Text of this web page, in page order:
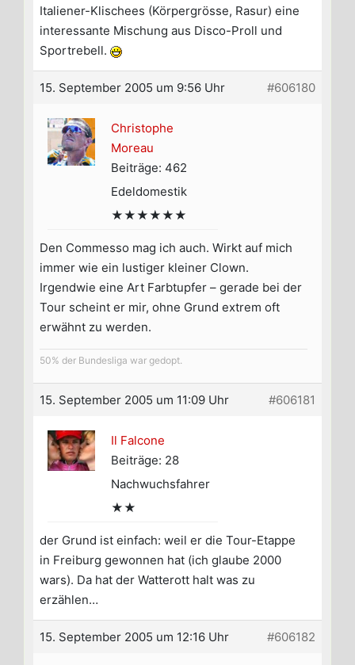
Italiener-Klischees (Körpergrösse, Rasur) eine
interessante Mischung aus Disco-Proll und
Sportrebell.
15. September 2005 um 9:56 Uhr #606180
Christophe
Moreau
Beiträge: 462
Edeldomestik
★★★★★★
Den Commesso mag ich auch. Wirkt auf mich
immer wie ein lustiger kleiner Clown.
Irgendwie eine Art Farbtupfer – gerade bei der
Tour scheint er mir, ohne Grund extrem oft
erwähnt zu werden.
50% der Bundesliga war gedopt.
15. September 2005 um 11:09 Uhr #606181
Il Falcone
Beiträge: 28
Nachwuchsfahrer
★★
der Grund ist einfach: weil er die Tour-Etappe
in Freiburg gewonnen hat (ich glaube 2000
wars). Da hat der Watterott halt was zu
erzählen…
15. September 2005 um 12:16 Uhr #606182